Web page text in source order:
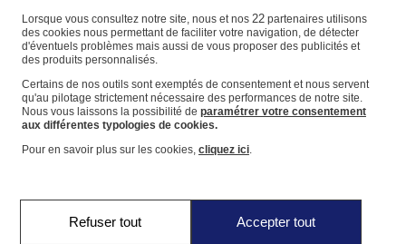
Vos informations personnelles
Suivre une commande
Magasin
Panier
Favoris
Jeux 0-2 ans
Lorsque vous consultez notre site, nous et nos 22partenaires utilisons
des cookies nous permettant de faciliter votre navigation, de détecter
d'éventuels problèmes mais aussi de vous proposer des publicités et
des produits personnalisés.
Certains de nos outils sont exemptés de consentement et nous servent
qu'au pilotage strictement nécessaire des performances de notre site.
Nous vous laissons la possibilité de paramétrer votre consentement
aux différentes typologies de cookies.
Pour en savoir plus sur les cookies, cliquez ici.
Refuser tout Accepter tout